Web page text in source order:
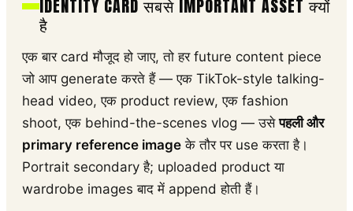
IDENTITY CARD सबसे IMPORTANT ASSET क्यों
है
एक बार card मौजूद हो जाए, तो हर future content piece
जो आप generate करते हैं — एक TikTok-style talking-
head video, एक product review, एक fashion
shoot, एक behind-the-scenes vlog — उसेपहली और
primary reference image के तौर पर use करता है।
Portrait secondary है; uploaded product या
wardrobe images बाद में append होती हैं।